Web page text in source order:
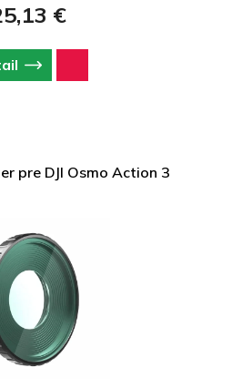
€
pre DJI Osmo Action 3